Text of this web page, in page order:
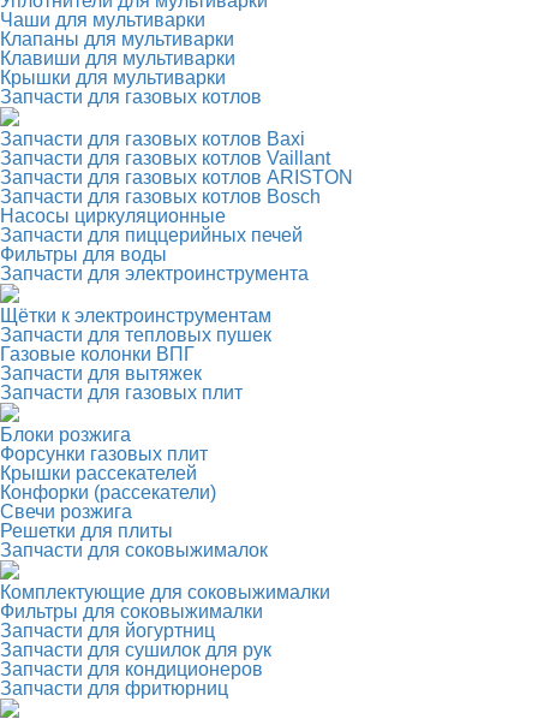
Чаши для мультиварки
Клапаны для мультиварки
Клавиши для мультиварки
Крышки для мультиварки
Запчасти для газовых котлов
Запчасти для газовых котлов Baxi
Запчасти для газовых котлов Vaillant
Запчасти для газовых котлов ARISTON
Запчасти для газовых котлов Bosch
Насосы циркуляционные
Запчасти для пиццерийных печей
Фильтры для воды
Запчасти для электроинструмента
Щётки к электроинструментам
Запчасти для тепловых пушек
Газовые колонки ВПГ
Запчасти для вытяжек
Запчасти для газовых плит
Блоки розжига
Форсунки газовых плит
Крышки рассекателей
Конфорки (рассекатели)
Свечи розжига
Решетки для плиты
Запчасти для соковыжималок
Комплектующие для соковыжималки
Фильтры для соковыжималки
Запчасти для йогуртниц
Запчасти для сушилок для рук
Запчасти для кондиционеров
Запчасти для фритюрниц